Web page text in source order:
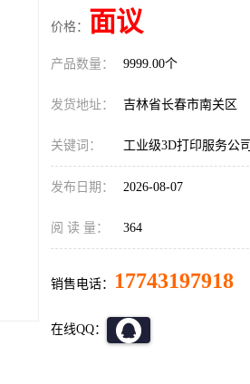
价格： 面议
产品数量： 9999.00个
发货地址： 吉林省长春市南关区
关键词： 工业级3D打印服务公司
发布日期： 2026-08-07
阅 读 量： 364
销售电话： 17743197918
在线QQ：